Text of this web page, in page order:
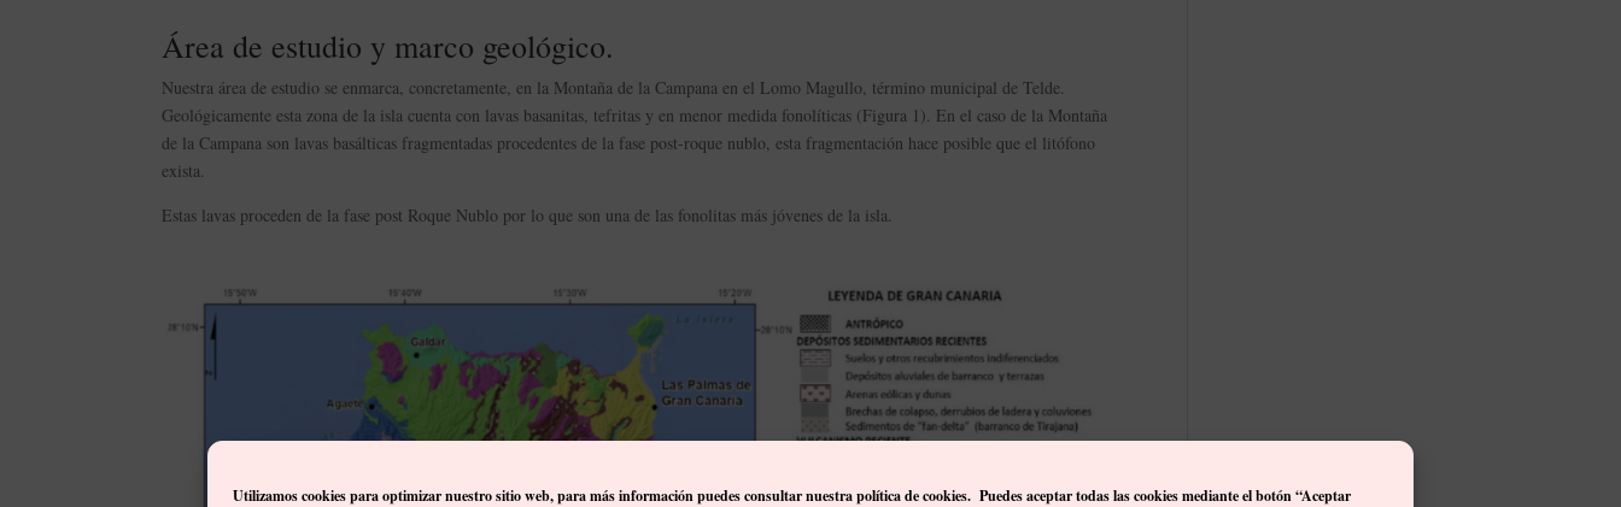
Utilizamos cookies para optimizar nuestro sitio web, para más información puedes consultar nuestra política de cookies. Puedes aceptar todas las cookies mediante el botón “Aceptar
Área de estudio y marco geológico.
Nuestra área de estudio se enmarca, concretamente, en la Montaña de la Campana en el Lomo Magullo, término municipal de Telde.
Geológicamente esta zona de la isla cuenta con lavas basanitas, tefritas y en menor medida fonolíticas (Figura 1). En el caso de la Montaña
de la Campana son lavas basálticas fragmentadas procedentes de la fase post-roque nublo, esta fragmentación hace posible que el litófono
exista.
Estas lavas proceden de la fase post Roque Nublo por lo que son una de las fonolitas más jóvenes de la isla.